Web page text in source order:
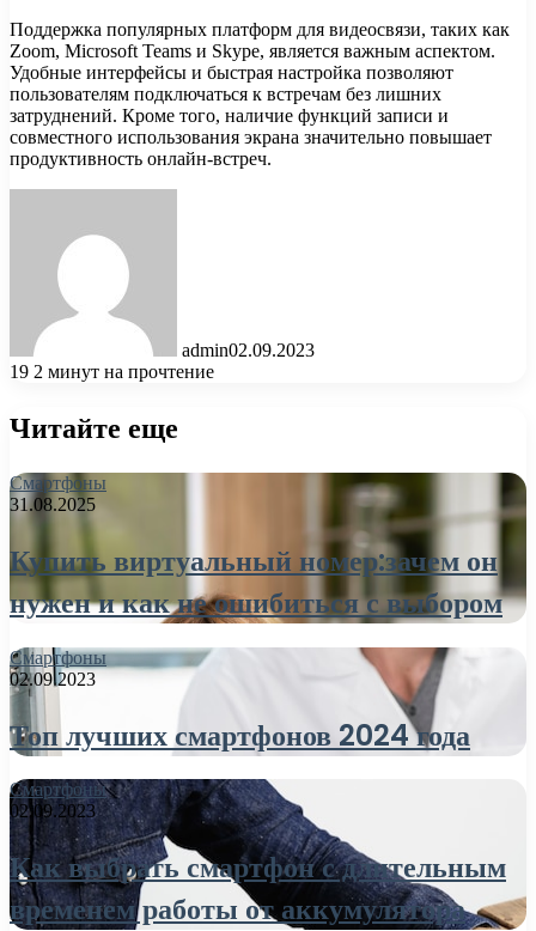
Поддержка популярных платформ для видеосвязи, таких как
Zoom, Microsoft Teams и Skype, является важным аспектом.
Удобные интерфейсы и быстрая настройка позволяют
пользователям подключаться к встречам без лишних
затруднений. Кроме того, наличие функций записи и
совместного использования экрана значительно повышает
продуктивность онлайн-встреч.
admin02.09.2023
19 2 минут на прочтение
Читайте еще
Смартфоны
31.08.2025
Купить виртуальный номер:зачем он
нужен и как не ошибиться с выбором
Смартфоны
02.09.2023
Топ лучших смартфонов 2024 года
Смартфоны
02.09.2023
Как выбрать смартфон с длительным
временем работы от аккумулятора